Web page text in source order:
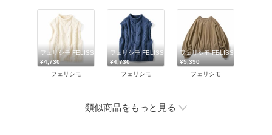
フェリシモ FELISSIMO
¥4,730
フェリシモ
フェリシモ FELISSIMO
¥4,730
フェリシモ
フェリシモ FELISSIMO
¥5,390
フェリシモ
類似商品をもっと見る